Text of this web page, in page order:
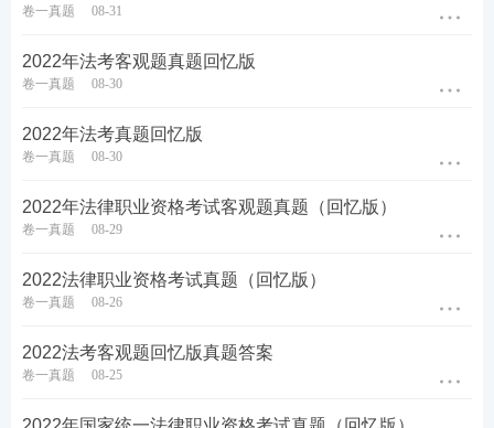
报考关注：【
法考报考信息
查询】
资料免费下载】
卷一真题 08-31
2022年法考客观题真题回忆版
卷一真题 08-30
2022年法考真题回忆版
卷一真题 08-30
2022年法律职业资格考试客观题真题（回忆版）
卷一真题 08-29
2022法律职业资格考试真题（回忆版）
卷一真题 08-26
2022法考客观题回忆版真题答案
卷一真题 08-25